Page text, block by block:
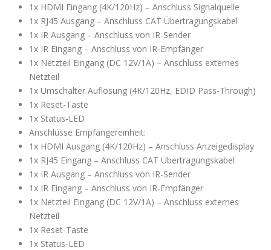
1x HDMI Eingang (4K/120Hz) – Anschluss Signalquelle
1x RJ45 Ausgang – Anschluss CAT Übertragungskabel
1x IR Ausgang – Anschluss von IR-Sender
1x IR Eingang – Anschluss von IR-Empfänger
1x Netzteil Eingang (DC 12V/1A) – Anschluss externes
Netzteil
1x Umschalter Auflösung (4K/120Hz, EDID Pass-Through)
1x Reset-Taste
1x Status-LED
Anschlüsse Empfängereinheit:
1x HDMI Ausgang (4K/120Hz) – Anschluss Anzeigedisplay
1x RJ45 Eingang – Anschluss CAT Übertragungskabel
1x IR Ausgang – Anschluss von IR-Sender
1x IR Eingang – Anschluss von IR-Empfänger
1x Netzteil Eingang (DC 12V/1A) – Anschluss externes
Netzteil
1x Reset-Taste
1x Status-LED